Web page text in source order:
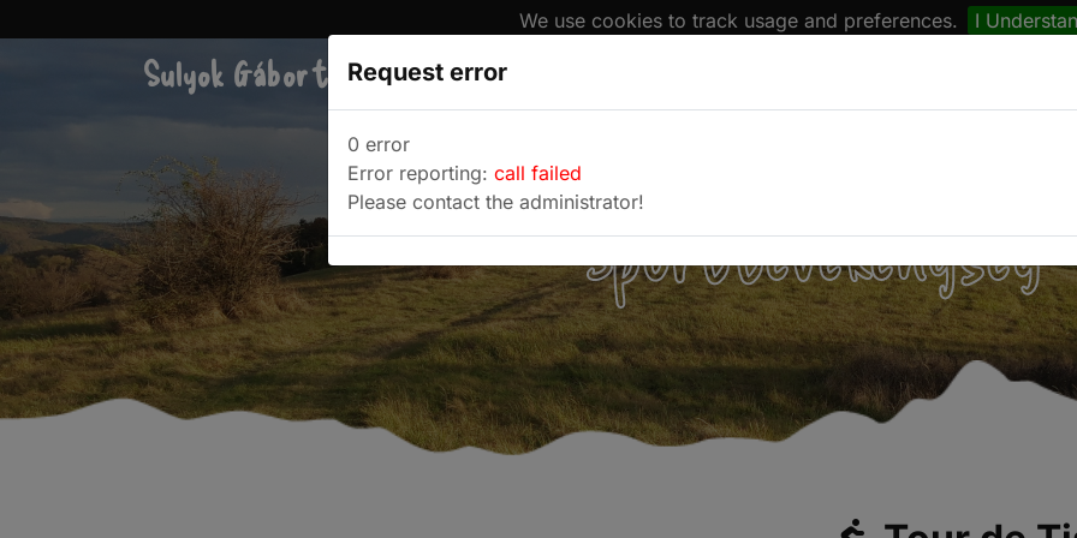
We use cookies to track usage and preferences. I
Sulyok Gábor túrablogja Túranaptár
Sporttevékenység
Request error
0 error
Error reporting: call failed
Please contact the administrator!